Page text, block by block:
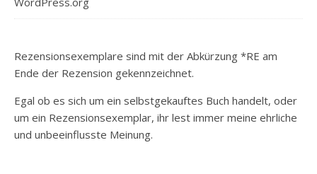
Rezensionsexemplare sind mit der Abkürzung *RE am
Ende der Rezension gekennzeichnet.
Egal ob es sich um ein selbstgekauftes Buch handelt, oder
um ein Rezensionsexemplar, ihr lest immer meine ehrliche
und unbeeinflusste Meinung.